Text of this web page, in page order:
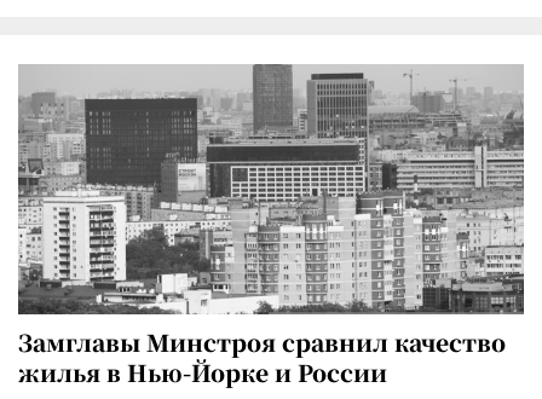
Замглавы Минстроя сравнил качество
жилья в Нью-Йорке и России